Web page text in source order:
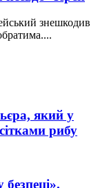
знешкодив
який у
рибу